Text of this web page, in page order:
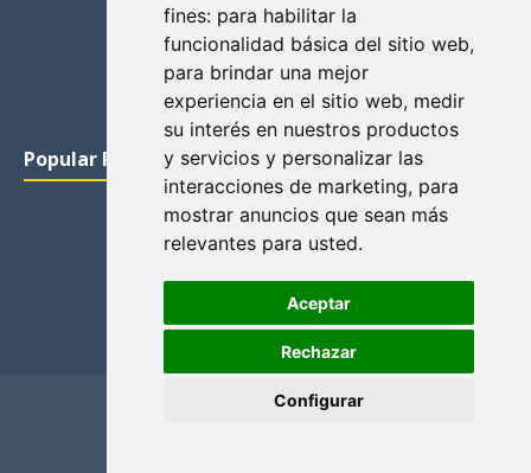
fines: para habilitar la
funcionalidad básica del sitio web,
para brindar una mejor
experiencia en el sitio web, medir
su interés en nuestros productos
y servicios y personalizar las
interacciones de marketing, para
mostrar anuncios que sean más
relevantes para usted.
Aceptar
Rechazar
Configurar
Popular Posts
Privacidad y cookies
Contacto